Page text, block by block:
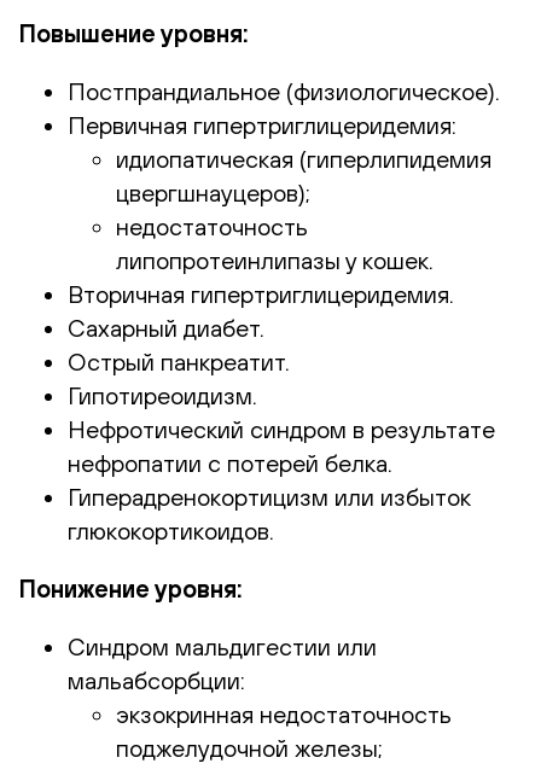
Повышение уровня:
Постпрандиальное (физиологическое).
Первичная гипертриглицеридемия:
идиопатическая (гиперлипидемия
цвергшнауцеров);
недостаточность
липопротеинлипазы у кошек.
Вторичная гипертриглицеридемия.
Сахарный диабет.
Острый панкреатит.
Гипотиреоидизм.
Нефротический синдром в результате
нефропатии с потерей белка.
Гиперадренокортицизм или избыток
глюкокортикоидов.
Понижение уровня:
Синдром мальдигестии или
мальабсорбции:
экзокринная недостаточность
поджелудочной железы;